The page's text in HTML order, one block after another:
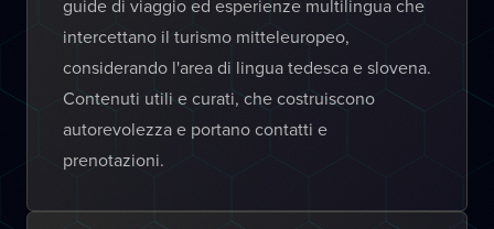
guide di viaggio ed esperienze multilingua che
intercettano il turismo mitteleuropeo,
considerando l'area di lingua tedesca e slovena.
Contenuti utili e curati, che costruiscono
autorevolezza e portano contatti e
prenotazioni.